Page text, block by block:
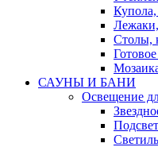
Столы,
САУНЫ И БАНИ
Освещение